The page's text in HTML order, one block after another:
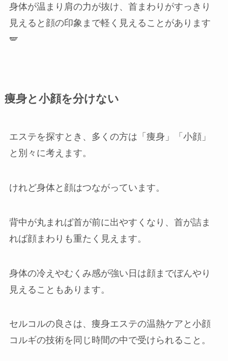
身体が温まり肩の力が抜け、首まわりがすっきり
見えると顔の印象まで軽く見えることがあります
🪽
痩身と小顔を分けない
エステを探すとき、多くの方は「痩身」「小顔」
と別々に考えます。
けれど身体と顔はつながっています。
背中が丸まれば首が前に出やすくなり、首が詰ま
れば顔まわりも重たく見えます。
身体の冷えやむくみ感が強い日は顔までぼんやり
見えることもあります。
セルコルの良さは、痩身エステの温熱ケアと小顔
コルギの技術を同じ時間の中で受けられること。